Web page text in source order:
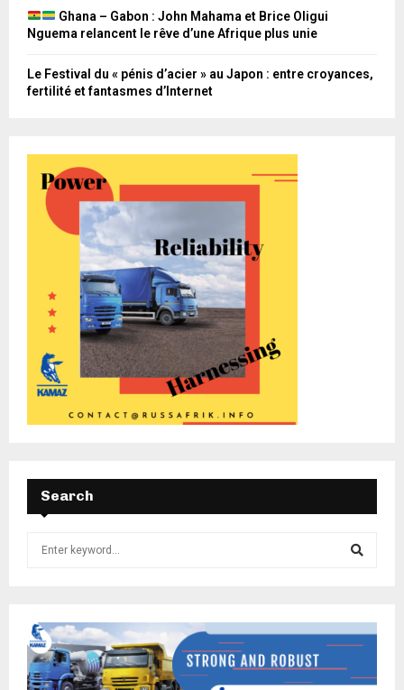
Ghana – Gabon : John Mahama et Brice Oligui
Nguema relancent le rêve d’une Afrique plus unie
Le Festival du « pénis d’acier » au Japon : entre croyances,
fertilité et fantasmes d’Internet
Search